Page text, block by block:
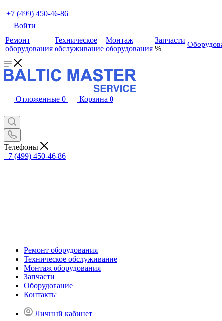
+7 (499) 450-46-86
Войти
Ремонт
оборудования
Техническое
обслуживание
Монтаж
оборудования
Запчасти
%
Отложенные 0 Корзина 0
Телефоны
+7 (499) 450-46-86
Ремонт оборудования
Техническое обслуживание
Монтаж оборудования
Запчасти
Оборудование
Контакты
Личный кабинет